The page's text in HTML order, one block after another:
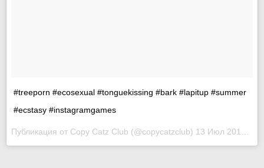
#treeporn #ecosexual #tonguekissing #bark #lapitup #summer
#ecstasy #instagramgames
Публикация от Copy Catz Club (@copycatzclub) 13 Июл 2018 в 6:06 PDT